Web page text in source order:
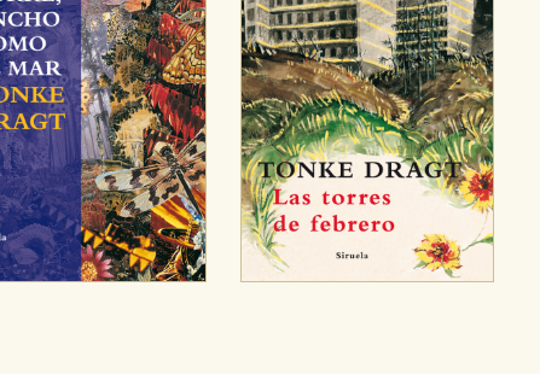
que nuestro sitio web funcione y no es posible deshabilitarlas
en ese caso es posible que algunas áreas de nuestra web
su experiencia de navegación y optimizar el
que no tenga que reconfigurarlos cada vez que nos visita. La
nuestros socios publicitarios y se utilizan para mostrar
información personal sino que se basan en la